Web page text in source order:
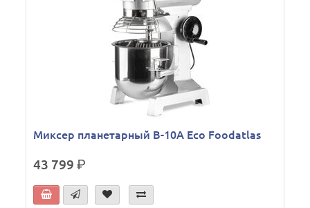
Миксер планетарный B-10A Eco Foodatlas
43 799р.